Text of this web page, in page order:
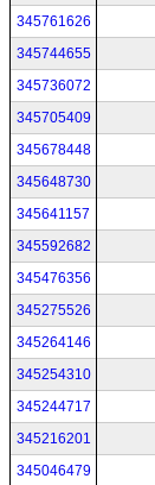
345761626
345744655
345736072
345705409
345678448
345648730
345641157
345592682
345476356
345275526
345264146
345254310
345244717
345216201
345046479